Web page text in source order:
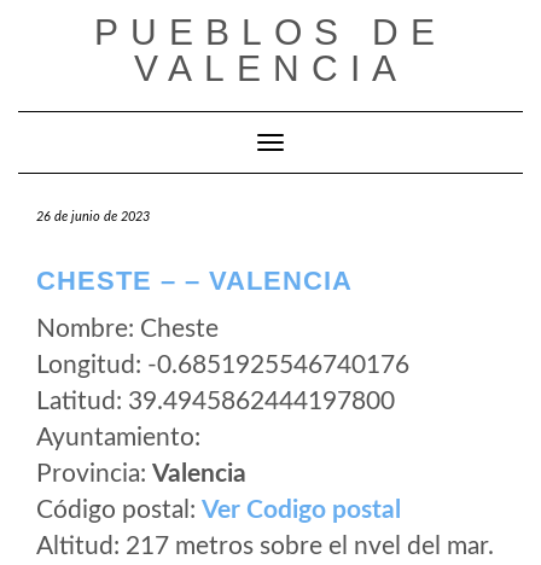
PUEBLOS DE
VALENCIA
Cambiar modo de navegación
26 de junio de 2023
CHESTE – – VALENCIA
Nombre: Cheste
Longitud: -0.6851925546740176
Latitud: 39.4945862444197800
Ayuntamiento:
Provincia: Valencia
Código postal: Ver Codigo postal
Altitud: 217 metros sobre el nvel del mar.